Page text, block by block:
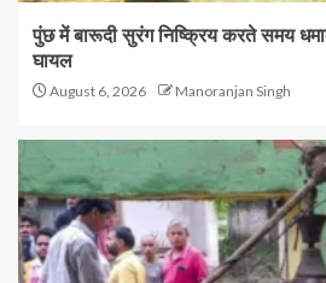
पुंछ में बारूदी सुरंग निष्क्रिय करते समय
घायल
August 6, 2026 Manoranjan Singh